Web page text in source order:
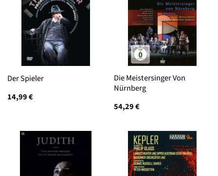
Der Spieler
14,99€
Die Meistersinger Von
Nürnberg
54,29€